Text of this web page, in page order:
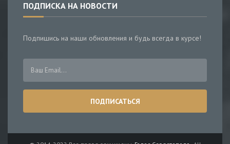
ПОДПИСКА НА НОВОСТИ
Подпишись на наши обновления и будь всегда в курсе!